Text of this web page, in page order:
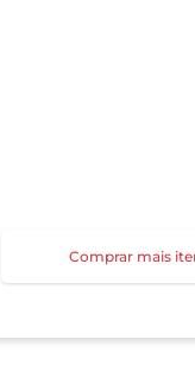
Comprar mais